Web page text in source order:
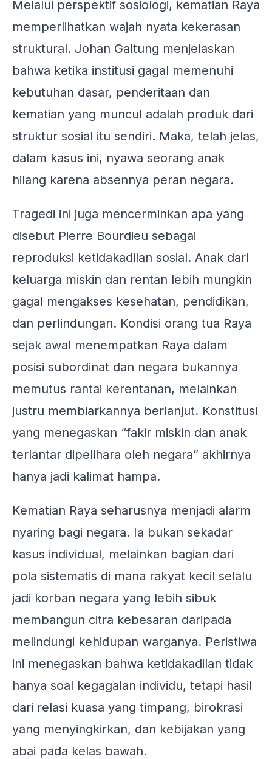
Melalui perspektif sosiologi, kematian Raya
memperlihatkan wajah nyata kekerasan
struktural. Johan Galtung menjelaskan
bahwa ketika institusi gagal memenuhi
kebutuhan dasar, penderitaan dan
kematian yang muncul adalah produk dari
struktur sosial itu sendiri. Maka, telah jelas,
dalam kasus ini, nyawa seorang anak
hilang karena absennya peran negara.
Tragedi ini juga mencerminkan apa yang
disebut Pierre Bourdieu sebagai
reproduksi ketidakadilan sosial. Anak dari
keluarga miskin dan rentan lebih mungkin
gagal mengakses kesehatan, pendidikan,
dan perlindungan. Kondisi orang tua Raya
sejak awal menempatkan Raya dalam
posisi subordinat dan negara bukannya
memutus rantai kerentanan, melainkan
justru membiarkannya berlanjut. Konstitusi
yang menegaskan “fakir miskin dan anak
terlantar dipelihara oleh negara” akhirnya
hanya jadi kalimat hampa.
Kematian Raya seharusnya menjadi alarm
nyaring bagi negara. Ia bukan sekadar
kasus individual, melainkan bagian dari
pola sistematis di mana rakyat kecil selalu
jadi korban negara yang lebih sibuk
membangun citra kebesaran daripada
melindungi kehidupan warganya. Peristiwa
ini menegaskan bahwa ketidakadilan tidak
hanya soal kegagalan individu, tetapi hasil
dari relasi kuasa yang timpang, birokrasi
yang menyingkirkan, dan kebijakan yang
abai pada kelas bawah.